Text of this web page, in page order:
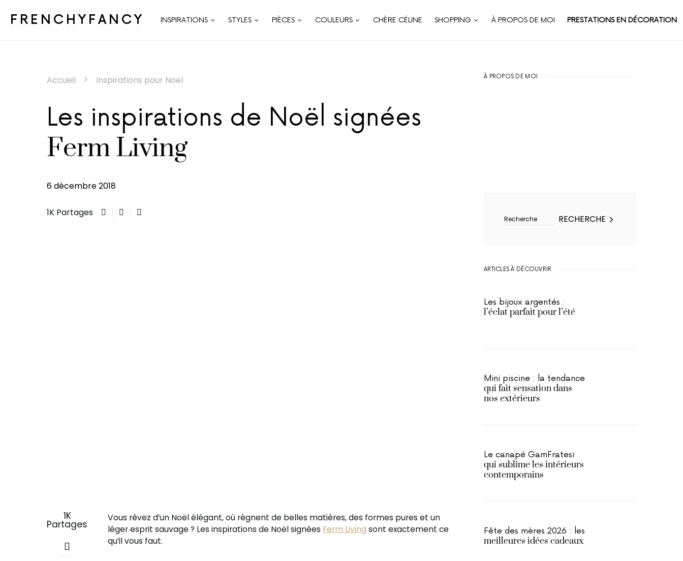
FRENCHYFANCY INSPIRATIONS STYLES PIÈCES COULEURS CHÈRE CÉLINE SHOPPING À PROPOS DE MOI PRESTATIONS EN DÉCORATION
Accueil Inspirations pour Noël
Les inspirations de Noël signées
Ferm Living
6 décembre 2018
1K Partages
1K
Partages
Vous rêvez d’un Noël élégant, où règnent de belles matières, des formes pures et un
léger esprit sauvage ? Les inspirations de Noël signées Ferm Living sont exactement ce
qu’il vous faut.
À PROPOS DE MOI
RECHERCHE
ARTICLES À DÉCOUVRIR
Les bijoux argentés :
l’éclat parfait pour l’été
Mini piscine : la tendance
qui fait sensation dans
nos extérieurs
Le canapé GamFratesi
qui sublime les intérieurs
contemporains
Fête des mères 2026 : les
meilleures idées cadeaux